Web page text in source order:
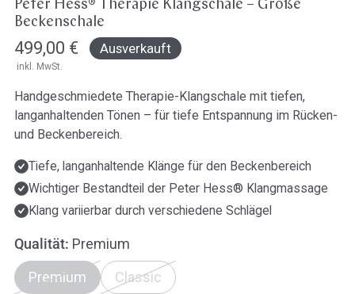
Peter Hess® Therapie Klangschale – Große
Beckenschale
Regulärer
Preis
499,00 € Ausverkauft
inkl. MwSt.
Handgeschmiedete Therapie-Klangschale mit tiefen,
langanhaltenden Tönen – für tiefe Entspannung im Rücken-
und Beckenbereich.
Tiefe, langanhaltende Klänge für den Beckenbereich
Wichtiger Bestandteil der Peter Hess® Klangmassage
Klang variierbar durch verschiedene Schlägel
Qualität: Premium
Premium
Classic